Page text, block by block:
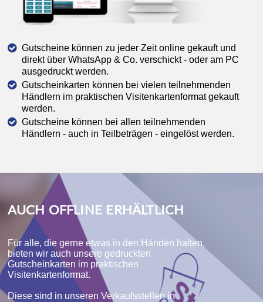
Gutscheine können zu jeder Zeit online gekauft und
direkt über WhatsApp & Co. verschickt - oder am PC
ausgedruckt werden.
Gutscheinkarten können bei vielen teilnehmenden
Händlern im praktischen Visitenkartenformat gekauft
werden.
Gutscheine können bei allen teilnehmenden
Händlern - auch in Teilbeträgen - eingelöst werden.
AUCH OFFLINE ERHÄLTLICH
Für alle, die gerne etwas in den Händen halten,
bieten wir auch unsere gedruckten
Gutscheinkarten im praktischen
Visitenkartenformat.
Diese sind in unseren Verkaufsstellen in